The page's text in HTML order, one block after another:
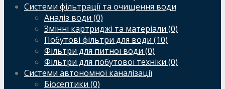
Системи фільтрації та очищення води
Аналіз води (0)
Змінні картриджі та матеріали (0)
Побутові фільтри для води (10)
Фільтри для питної води (0)
Фільтри для побутової техніки (0)
Системи автономної каналізації
Біосептики (0)